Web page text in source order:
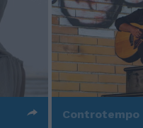
Controtempo